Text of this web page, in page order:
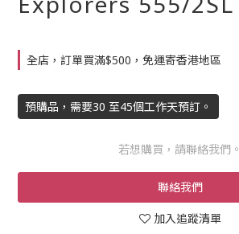
全店，訂單買滿$500，免運寄香港地區
預購品，需要30 至45個工作天預訂。
若想購買，請聯絡我們。
聯絡我們
加入追蹤清單